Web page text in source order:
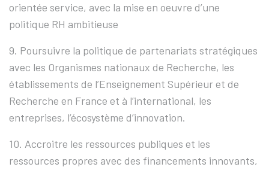
orientée service, avec la mise en oeuvre d’une
politique RH ambitieuse
9. Poursuivre la politique de partenariats stratégiques
avec les Organismes nationaux de Recherche, les
établissements de l’Enseignement Supérieur et de
Recherche en France et à l’international, les
entreprises, l’écosystème d’innovation.
10. Accroitre les ressources publiques et les
ressources propres avec des financements innovants,